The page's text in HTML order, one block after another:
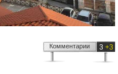
3 +3
Комментарии